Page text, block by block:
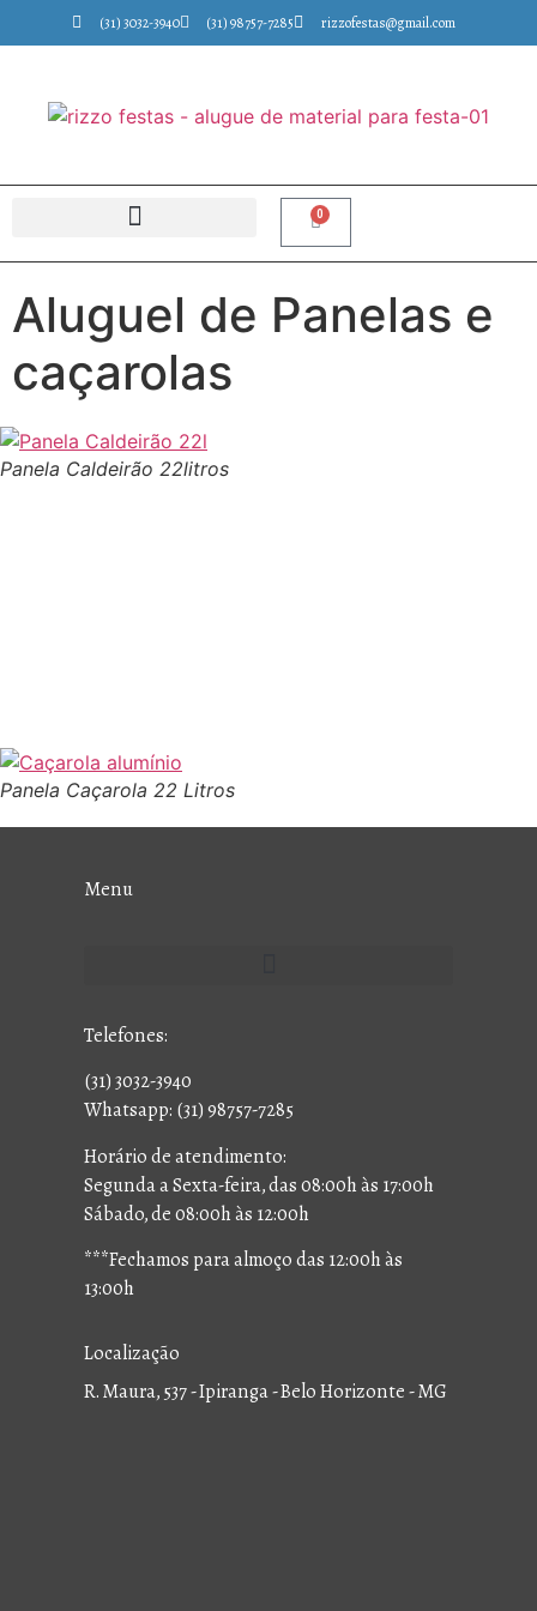
(31) 3032-3940 (31) 98757-7285 rizzofestas@gmail.com
0
Aluguel de Panelas e
caçarolas
Panela Caldeirão 22litros
Panela Caçarola 22 Litros
Menu
Telefones:
(31) 3032-3940
Whatsapp: (31) 98757-7285
Horário de atendimento:
Segunda a Sexta-feira, das 08:00h às 17:00h
Sábado, de 08:00h às 12:00h
***Fechamos para almoço das 12:00h às
13:00h
Localização
R. Maura, 537 - Ipiranga - Belo Horizonte - MG